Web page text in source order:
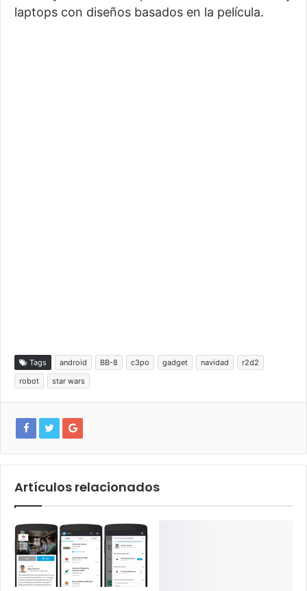
laptops con diseños basados en la película.
Tags android BB-8 c3po gadget navidad
r2d2
robot
star wars
Artículos relacionados